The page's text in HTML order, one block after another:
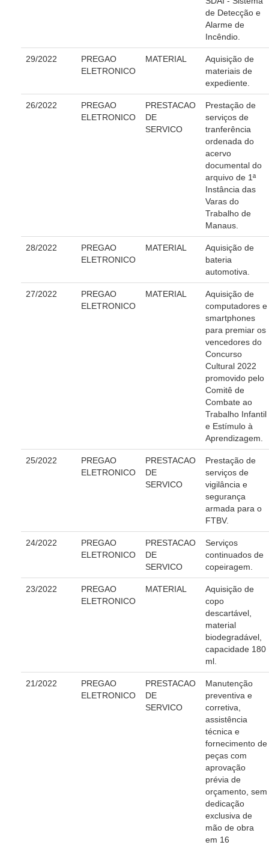
Inscrição para mediação e conciliação – Cejusc 1º e 2º grau
Eventos
Portal Execução
Portal Proad
Portal dos Precatórios e Requisições de Pequeno
Estatísticas
Pesquisa de metas Nacionais
Editais de Credenciamento
Pontos de Inclusão Digital
Todas as Notícias
Buscar Notícias
Redes Sociais
Logomarca
Pangea - precedentes qualificados
Unidade de Monitoramento e Fiscalização - UMF
de Detecção e
Alarme de
Incêndio.
29/2022
PREGAO
ELETRONICO
MATERIAL
Aquisição de
materiais de
expediente.
26/2022
PREGAO
ELETRONICO
PRESTACAO
DE
SERVICO
Prestação de
serviços de
tranferência
ordenada do
acervo
documental do
arquivo de 1ª
Instância das
Varas do
Trabalho de
Manaus.
28/2022
PREGAO
ELETRONICO
MATERIAL
Aquisição de
bateria
automotiva.
27/2022
PREGAO
ELETRONICO
MATERIAL
Aquisição de
computadores e
smartphones
para premiar os
vencedores do
Concurso
Cultural 2022
promovido pelo
Comitê de
Combate ao
Trabalho Infantil
e Estímulo à
Aprendizagem.
25/2022
PREGAO
ELETRONICO
PRESTACAO
DE
SERVICO
Prestação de
serviços de
vigilância e
segurança
armada para o
FTBV.
24/2022
PREGAO
ELETRONICO
PRESTACAO
DE
SERVICO
Serviços
continuados de
copeiragem.
23/2022
PREGAO
ELETRONICO
MATERIAL
Aquisição de
copo
descartável,
material
biodegradável,
capacidade 180
ml.
21/2022
PREGAO
ELETRONICO
PRESTACAO
DE
SERVICO
Manutenção
preventiva e
corretiva,
assistência
técnica e
fornecimento de
peças com
aprovação
prévia de
orçamento, sem
dedicação
exclusiva de
mão de obra
em 16